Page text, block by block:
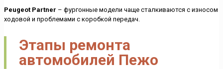
Peugeot Partner – фургонные модели чаще сталкиваются с износом
ходовой и проблемами с коробкой передач.
Этапы ремонта
автомобилей Пежо